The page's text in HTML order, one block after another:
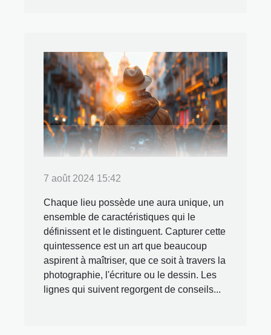
7 août 2024 15:42
Chaque lieu possède une aura unique, un
ensemble de caractéristiques qui le
définissent et le distinguent. Capturer cette
quintessence est un art que beaucoup
aspirent à maîtriser, que ce soit à travers la
photographie, l'écriture ou le dessin. Les
lignes qui suivent regorgent de conseils...